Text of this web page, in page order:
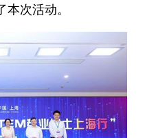
次活动。